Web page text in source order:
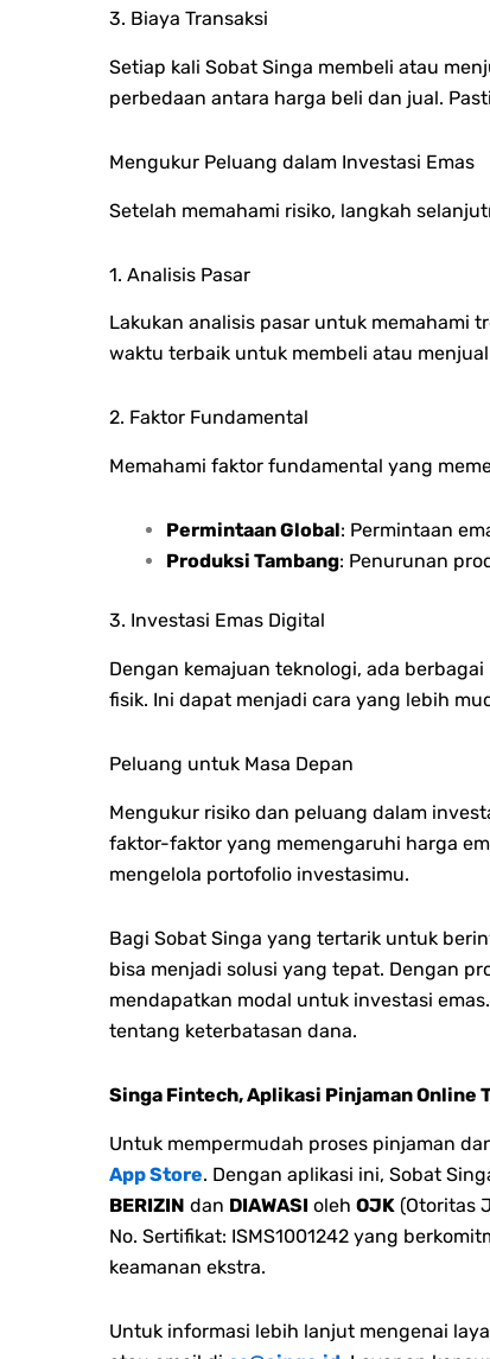
3. Biaya Transaksi
Setiap kali Sobat Singa membeli atau
perbedaan antara harga beli dan jual.
Mengukur Peluang dalam Investasi Emas
Setelah memahami risiko, langkah
1. Analisis Pasar
Lakukan analisis pasar untuk memahami
waktu terbaik untuk membeli atau menjual
2. Faktor Fundamental
Memahami faktor fundamental yang
Permintaan Global: Permintaan
Produksi Tambang: Penurunan
3. Investasi Emas Digital
Dengan kemajuan teknologi, ada
fisik. Ini dapat menjadi cara yang lebih
Peluang untuk Masa Depan
Mengukur risiko dan peluang dalam
faktor-faktor yang memengaruhi harga
mengelola portofolio investasimu.
Bagi Sobat Singa yang tertarik untuk
bisa menjadi solusi yang tepat. Dengan
mendapatkan modal untuk investasi
tentang keterbatasan dana.
Singa Fintech, Aplikasi Pinjaman Online
Untuk mempermudah proses pinjaman
App Store. Dengan aplikasi ini, Sobat
BERIZIN dan DIAWASI oleh OJK (Otoritas
No. Sertifikat: ISMS1001242 yang
keamanan ekstra.
Untuk informasi lebih lanjut mengenai